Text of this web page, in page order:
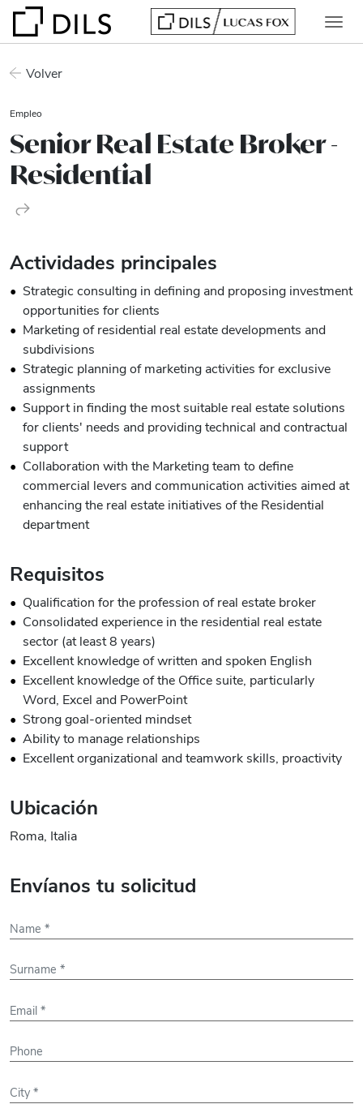
Volver
Empleo
Senior Real Estate Broker -
Residential
Actividades principales
Strategic consulting in defining and proposing investment
opportunities for clients
Marketing of residential real estate developments and
subdivisions
Strategic planning of marketing activities for exclusive
assignments
Support in finding the most suitable real estate solutions
for clients' needs and providing technical and contractual
support
Collaboration with the Marketing team to define
commercial levers and communication activities aimed at
enhancing the real estate initiatives of the Residential
department
Requisitos
Qualification for the profession of real estate broker
Consolidated experience in the residential real estate
sector (at least 8 years)
Excellent knowledge of written and spoken English
Excellent knowledge of the Office suite, particularly
Word, Excel and PowerPoint
Strong goal-oriented mindset
Ability to manage relationships
Excellent organizational and teamwork skills, proactivity
Ubicación
Roma, Italia
Envíanos tu solicitud